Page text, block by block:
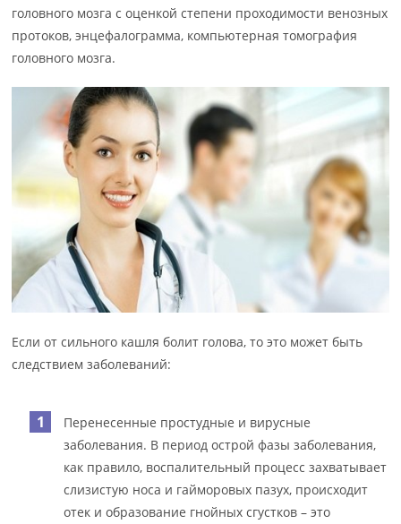
головного мозга с оценкой степени проходимости венозных
протоков, энцефалограмма, компьютерная томография
головного мозга.
Если от сильного кашля болит голова, то это может быть
следствием заболеваний:
Перенесенные простудные и вирусные
заболевания. В период острой фазы заболевания,
как правило, воспалительный процесс захватывает
слизистую носа и гайморовых пазух, происходит
отек и образование гнойных сгустков – это